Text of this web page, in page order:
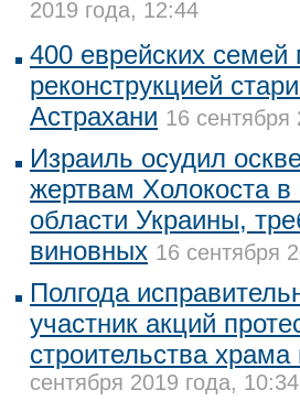
2019 года, 12:44
400 еврейских семей
реконструкцией
Астрахани 16 сентября
Израиль осудил
жертвам Холокоста в
области Украины,
виновных 16 сентября
Полгода
участник акций
строительства храма
сентября 2019 года, 10:34